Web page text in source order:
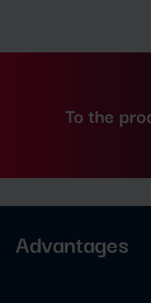
To the
Advantages